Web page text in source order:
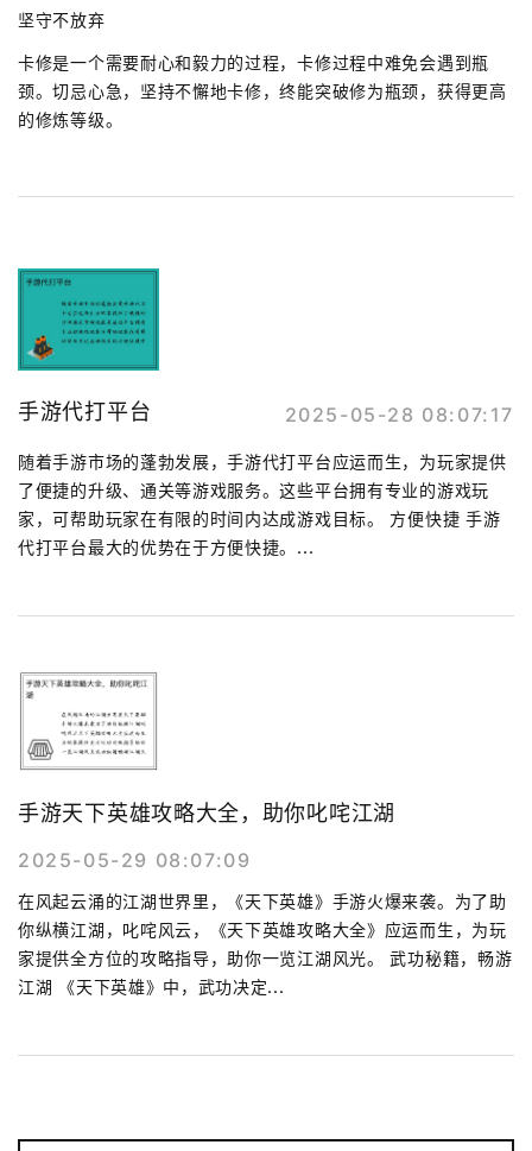
坚守不放弃
卡修是一个需要耐心和毅力的过程，卡修过程中难免会遇到瓶
颈。切忌心急，坚持不懈地卡修，终能突破修为瓶颈，获得更高
的修炼等级。
手游代打平台 2025-05-28 08:07:17
随着手游市场的蓬勃发展，手游代打平台应运而生，为玩家提供
了便捷的升级、通关等游戏服务。这些平台拥有专业的游戏玩
家，可帮助玩家在有限的时间内达成游戏目标。 方便快捷 手游
代打平台最大的优势在于方便快捷。...
手游天下英雄攻略大全，助你叱咤江湖
2025-05-29 08:07:09
在风起云涌的江湖世界里，《天下英雄》手游火爆来袭。为了助
你纵横江湖，叱咤风云，《天下英雄攻略大全》应运而生，为玩
家提供全方位的攻略指导，助你一览江湖风光。 武功秘籍，畅游
江湖 《天下英雄》中，武功决定...